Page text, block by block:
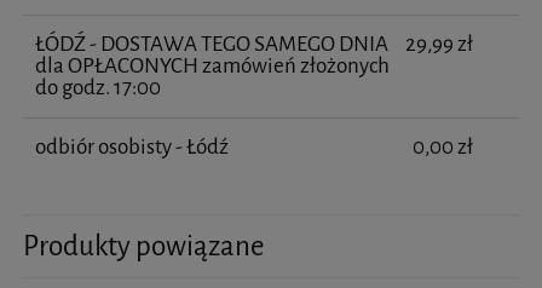
ŁÓDŹ - DOSTAWA TEGO SAMEGO DNIA
dla OPŁACONYCH zamówień złożonych
do godz. 17:00
29,99 zł
odbiór osobisty - Łódź 0,00 zł
Produkty powiązane